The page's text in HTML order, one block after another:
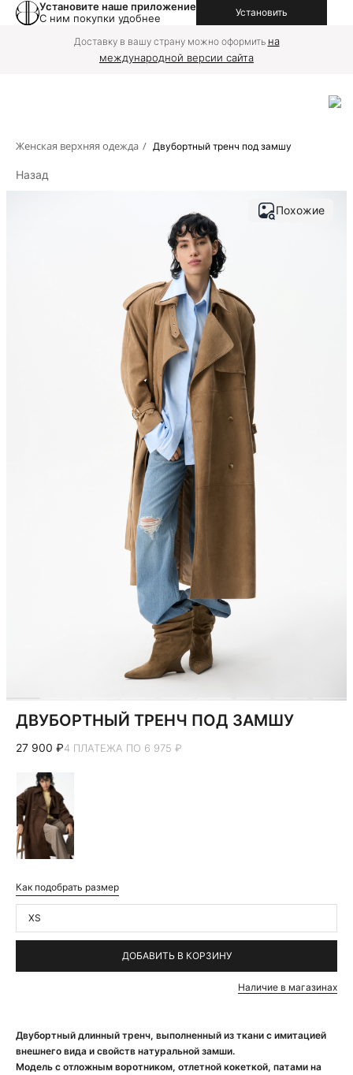
Установите наше приложение
С ним покупки удобнее
Установить
Доставку в вашу страну можно оформить на
международной версии сайта
Женская верхняя одежда / Двубортный тренч под замшу
Назад
Двубортный длинный тренч, выполненный из ткани с имитацией
внешнего вида и свойств натуральной замши.
Модель с отложным воротником, отлетной кокеткой, патами на
Похожие
ДВУБОРТНЫЙ ТРЕНЧ ПОД ЗАМШУ
27 900 ₽4 ПЛАТЕЖА ПО 6 975 ₽
Как подобрать размер
XS
ДОБАВИТЬ В КОРЗИНУ
Наличие в магазинах